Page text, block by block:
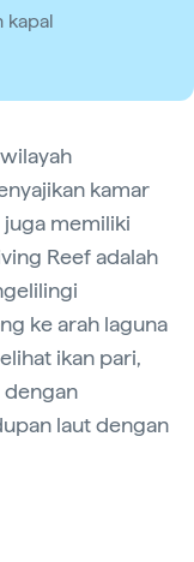
kapal
kamar
memiliki
Reef adalah
ke arah laguna
ikan pari,
dengan
laut dengan